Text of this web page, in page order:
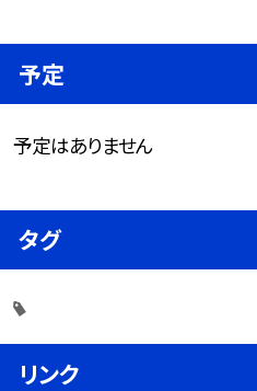
予定
予定はありません
タグ
リンク